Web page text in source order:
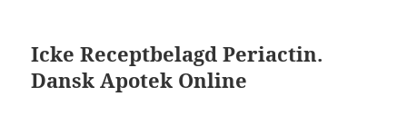
Icke Receptbelagd Periactin.
Dansk Apotek Online